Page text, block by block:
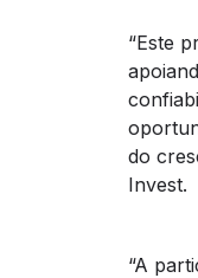
“Este
do
Invest.
“A